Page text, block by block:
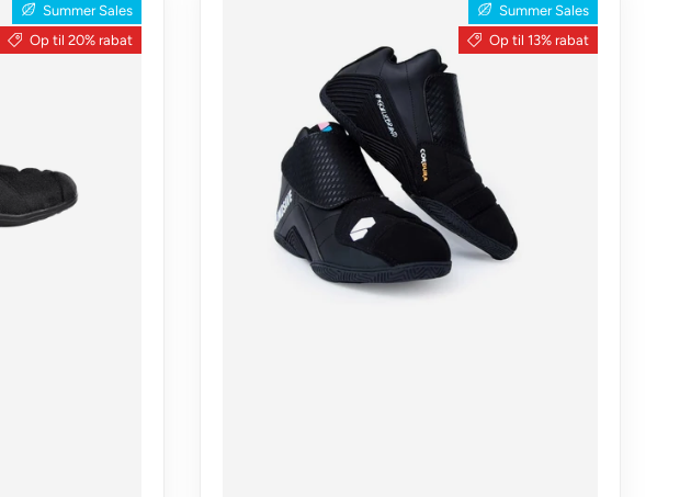
Summer Sales
Op til 20% rabat
Summer Sales
Op til 13% rabat